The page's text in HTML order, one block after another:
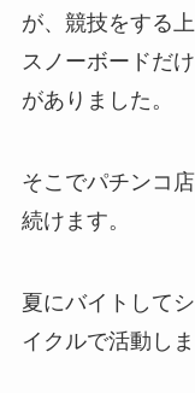
が、競技をする
スノーボードだ
がありました。
そこでパチンコ
続けます。
夏にバイトして
イクルで活動しま